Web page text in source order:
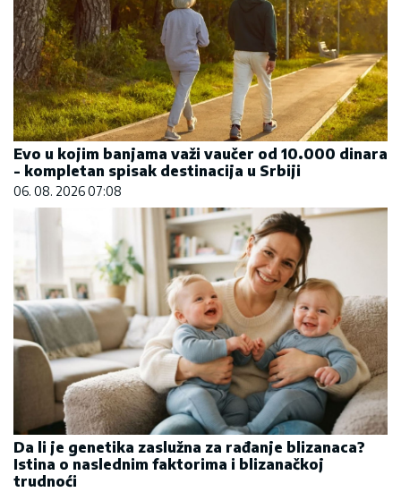
Evo u kojim banjama važi vaučer od 10.000 dinara
- kompletan spisak destinacija u Srbiji
06. 08. 2026 07:08
Da li je genetika zaslužna za rađanje blizanaca?
Istina o naslednim faktorima i blizanačkoj
trudnoći